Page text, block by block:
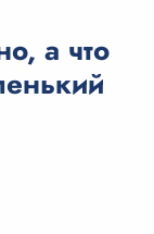
а что